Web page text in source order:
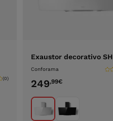
(0)
Exaustor decorativo
Conforama
249,99€